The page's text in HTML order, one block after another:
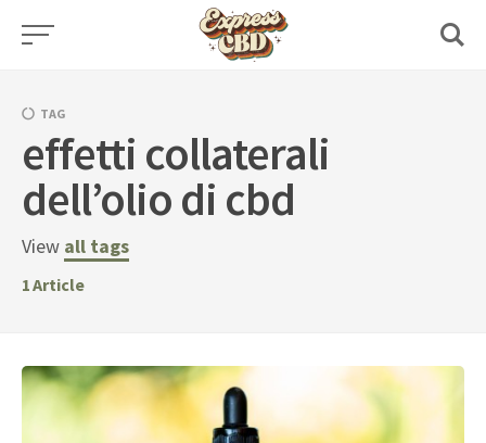
Skip
TAG
effetti collaterali
dell’olio di cbd
View all tags
1Article